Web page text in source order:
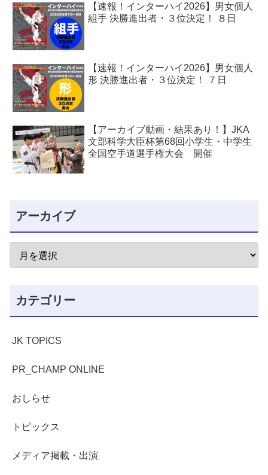
【速報！インターハイ2026】男女個人
組手 決勝進出者・３位決定！ ８日
【速報！インターハイ2026】男女個人
形 決勝進出者・３位決定！ ７日
【アーカイブ動画・結果あり！】JKA
文部科学大臣杯第68回小学生・中学生
全国空手道選手権大会 開催
アーカイブ
カテゴリー
JK TOPICS
PR_CHAMP ONLINE
おしらせ
トピックス
メディア掲載・出演